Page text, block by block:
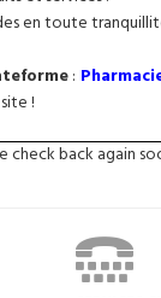
en toute
:
!
check back again